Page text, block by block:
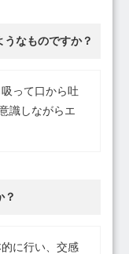
なものですか？
って口から吐
識しながらエ
？
に行い、交感